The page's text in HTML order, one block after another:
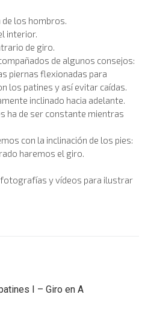
de los hombros.
interior.
de giro.
de algunos consejos:
piernas flexionadas para
los patines y así evitar caídas.
inclinado hacia adelante.
ha de ser constante mientras
con la inclinación de los pies:
haremos el giro.
fotografías y vídeos para ilustrar
I – Giro en A